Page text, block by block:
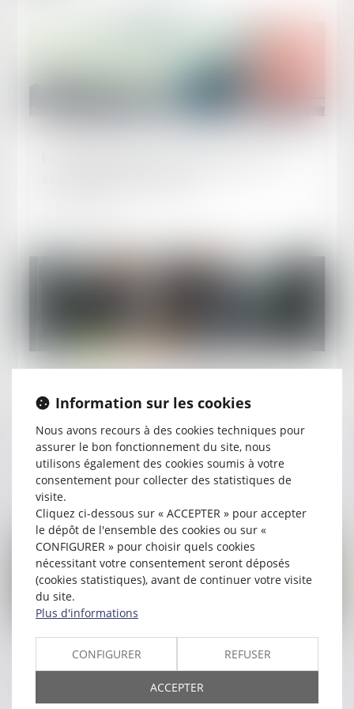
Licenciement et minoration de l’indemnité
conventionnelle selon l’âge : absence de
discrimination reconnue par la Cour de
cassation
Publié le :22/01/2025
Lire la suite
Règlement intérieur : quelles clauses relatives
à l’apparence physique peuvent être
Information sur les cookies
Nous avons recours à des cookies techniques pour
assurer le bon fonctionnement du site, nous
utilisons également des cookies soumis à votre
consentement pour collecter des statistiques de
visite.
Cliquez ci-dessous sur « ACCEPTER » pour accepter
le dépôt de l'ensemble des cookies ou sur «
CONFIGURER » pour choisir quels cookies
nécessitant votre consentement seront déposés
(cookies statistiques), avant de continuer votre visite
du site.
Plus d'informations
CONFIGURER REFUSER
ACCEPTER